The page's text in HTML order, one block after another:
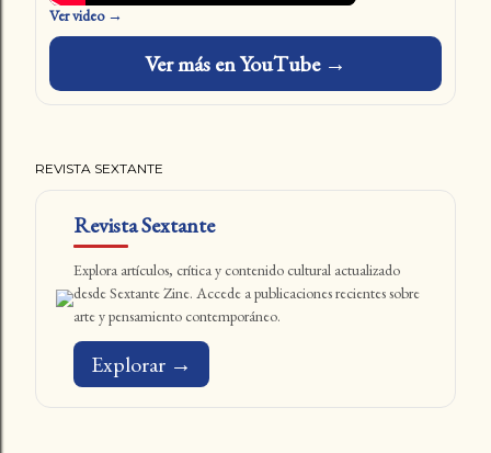
Ver video →
Ver más en YouTube →
REVISTA SEXTANTE
Revista Sextante
Explora artículos, crítica y contenido cultural actualizado
desde Sextante Zine. Accede a publicaciones recientes sobre
arte y pensamiento contemporáneo.
Explorar →